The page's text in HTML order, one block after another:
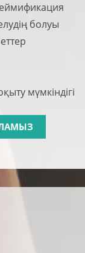
болуы
мүмкіндігі